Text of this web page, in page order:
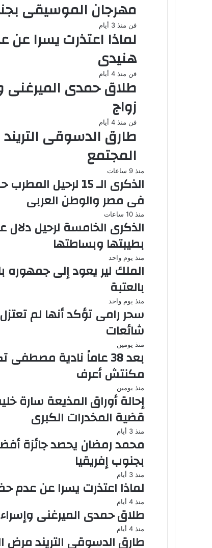
مهرجان الموسيقى
فن منذ 3 أيام
لماذا اعتذرت يسرا
هنيدى
فن منذ 4 أيام
زواج
فن منذ 4 أيام
طارق الدسوقى
المجتمع
منذ 9 ساعات
الذكرى الـ 15
فى مصر والوطن العربى
منذ 10 ساعات
الذكرى الخامسة لرحيل دلال
بطيبتها وبساطتها
منذ يوم واحد
الملك لير يعود إلى
بالعتبة
منذ يوم واحد
سحر رامى تؤكد أنها لم
شائعات
منذ يومين
بعد 38 عاماً نادية
مكنتش أعرف
منذ يومين
قضية المخدرات الكبرى
منذ 3 أيام
محمد رمضان يحصد جائزة
بجنوب إفريقيا
منذ 3 أيام
لماذا اعتذرت يسرا عن
منذ 4 أيام
طلاق حمدى الميرغنى وإسراء عبد
منذ 4 أيام
طارق الدسوقى التريند